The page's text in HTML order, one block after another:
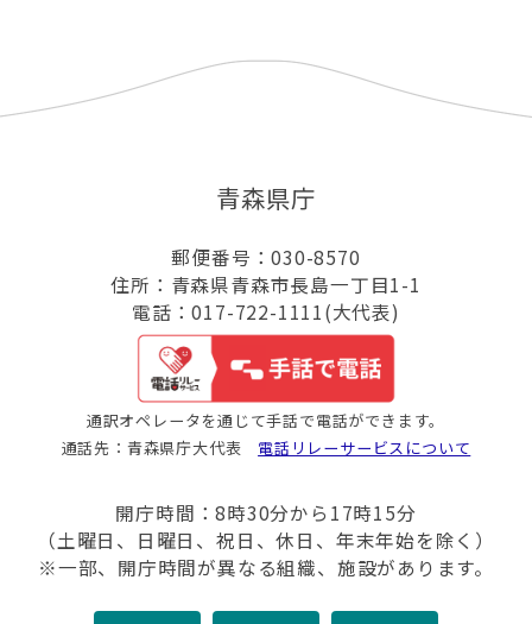
青森県庁
郵便番号：030-8570
住所：青森県青森市長島一丁目1-1
電話：017-722-1111(大代表)
通訳オペレータを通じて手話で電話ができます。
通話先：青森県庁大代表 電話リレーサービスについて
開庁時間：8時30分から17時15分
（土曜日、日曜日、祝日、休日、年末年始を除く）
※一部、開庁時間が異なる組織、施設があります。